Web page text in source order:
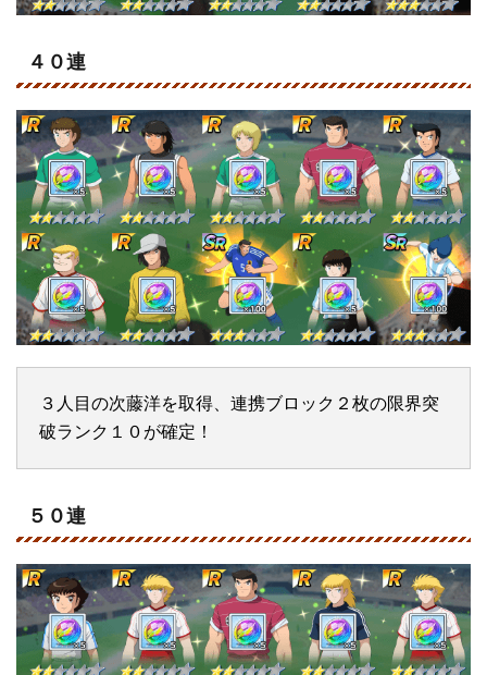
４０連
３人目の次藤洋を取得、連携ブロック２枚の限界突
破ランク１０が確定！
５０連